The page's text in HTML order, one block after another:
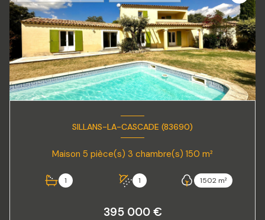
SILLANS-LA-CASCADE (83690)
Maison 5 pièce(s) 3 chambre(s) 150 m²
1 1 1502 m²
395 000 €